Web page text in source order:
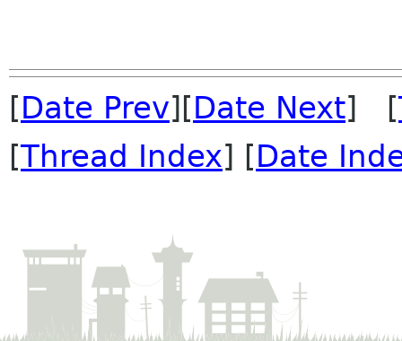
[Date Prev][Date Next] [
[Thread Index] [Date